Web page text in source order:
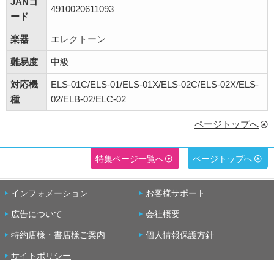
ード
4910020611093
楽器 エレクトーン
難易度 中級
対応機
種
ELS-01C/ELS-01/ELS-01X/ELS-02C/ELS-02X/ELS-
02/ELB-02/ELC-02
ページトップへ
特集ページ一覧へ ページトップへ
インフォメーション お客様サポート
広告について 会社概要
特約店様・書店様ご案内 個人情報保護方針
サイトポリシー